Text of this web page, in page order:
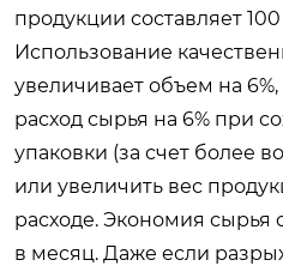
продукции составляет
Использование
увеличивает объем на
расход сырья на 6% при
упаковки (за счет более
или увеличить вес
расходе. Экономия сырья
в месяц. Даже если